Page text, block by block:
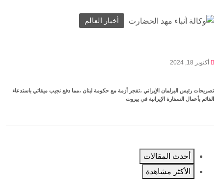
أخبار العالم
أكتوبر 18, 2024
تصريحات رئيس البرلمان الإيراني ،تفجر أزمة مع حكومة لبنان ،⁧‫مما دفع نجيب ميقاتي باستدعاء
القائم بأعمال السفارة الإيرانية في بيروت
أحدث المقالات
الأكثر مشاهدة